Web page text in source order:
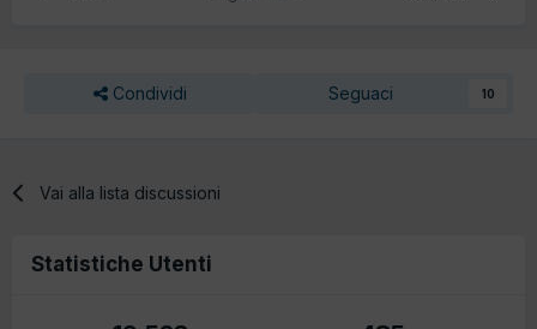
Condividi Seguaci 10
Vai alla lista discussioni
Statistiche Utenti